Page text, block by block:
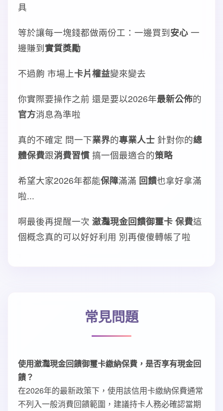
具
等於讓每一塊錢都做兩份工：一邊買到安心 一
邊賺到實質獎勵
不過齁 市場上卡片權益變來變去
你實際要操作之前 還是要以2026年最新公佈的
官方消息為準啦
真的不確定 問一下業界的專業人士 針對你的總
體保費跟消費習慣 搞一個最適合的策略
希望大家2026年都能保障滿滿 回饋也拿好拿滿
啦...
啊最後再提醒一次 瀲灩現金回饋御璽卡 保費這
個概念真的可以好好利用 別再傻傻轉帳了啦
常見問題
使用瀲灩現金回饋御璽卡繳納保費，是否享有現金回
饋？
在2026年的最新政策下，使用該信用卡繳納保費通常
不列入一般消費回饋範圍，建議持卡人務必確認當期